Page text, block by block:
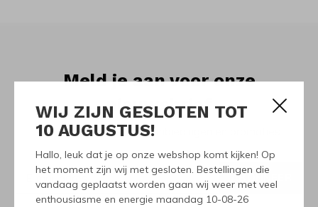
WIJ ZIJN GESLOTEN TOT
10 AUGUSTUS!
Hallo, leuk dat je op onze webshop komt kijken! Op
het moment zijn wij met gesloten. Bestellingen die
vandaag geplaatst worden gaan wij weer met veel
enthousiasme en energie maandag 10-08-26
Meld je aan voor onze
nieuwsbrief
Ontvang de nieuwste aanbiedingen en promoties
ABONNEER